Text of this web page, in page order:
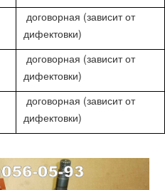
договорная (зависит от
дифектовки)
договорная (зависит от
дифектовки)
договорная (зависит от
дифектовки)